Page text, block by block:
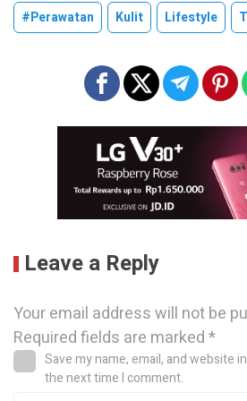
#Perawatan
Kulit Lifestyle
Leave a Reply
Your email address will not be
Required fields are marked*
Save my name, email, and website
the next time I comment.